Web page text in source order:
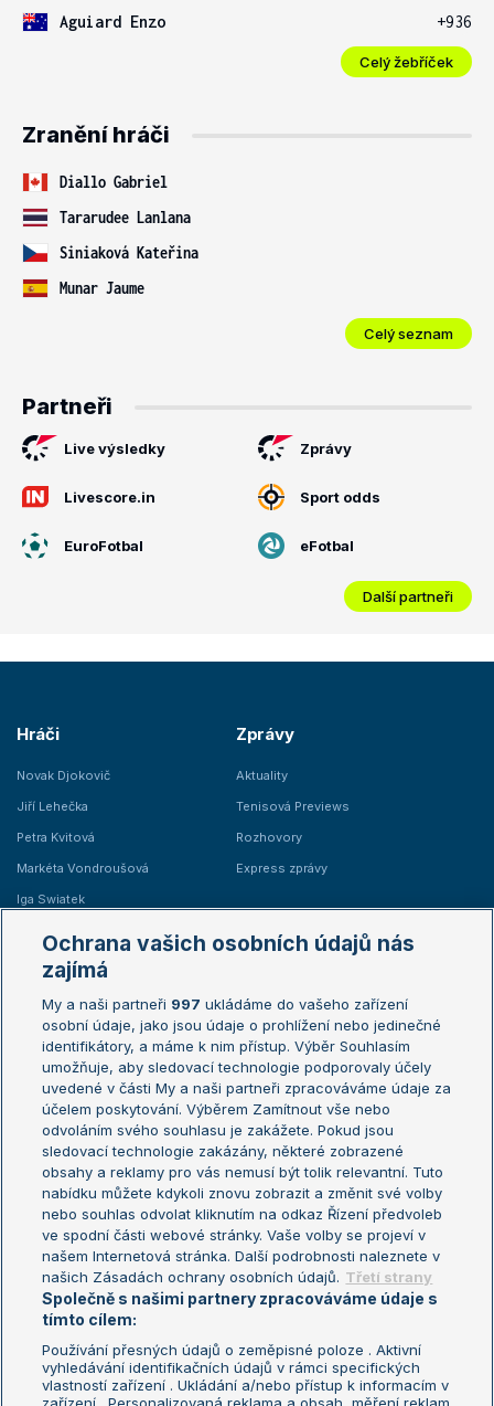
Aguiard Enzo
+936
Celý žebříček
Zranění hráči
Diallo Gabriel
Tararudee Lanlana
Siniaková Kateřina
Munar Jaume
Celý seznam
Partneři
Live výsledky Zprávy
Livescore.in Sport odds
EuroFotbal eFotbal
Další partneři
Hráči
Novak Djokovič
Jiří Lehečka
Petra Kvitová
Markéta Vondroušová
Iga Swiatek
Zprávy
Aktuality
Tenisová Previews
Rozhovory
Express zprávy
Žebříčky
Žebříček ATP (muži)
Žebříček WTA (ženy)
Sázkařský žebříček
Australian Open
French Open
Wimbledon
US Open
Turnaj mistrů
Turnaj mistryň
Aktualní trendy
Fotbalové přestupy
Livesport Daily
LS Prague Open
Podmínky užití
Nastavení soukromí
Ochrana vašich osobních údajů nás
zajímá
My a naši partneři 997 ukládáme do vašeho zařízení
osobní údaje, jako jsou údaje o prohlížení nebo jedinečné
identifikátory, a máme k nim přístup. Výběr Souhlasím
umožňuje, aby sledovací technologie podporovaly účely
uvedené v části My a naši partneři zpracováváme údaje za
účelem poskytování. Výběrem Zamítnout vše nebo
odvoláním svého souhlasu je zakážete. Pokud jsou
sledovací technologie zakázány, některé zobrazené
obsahy a reklamy pro vás nemusí být tolik relevantní. Tuto
nabídku můžete kdykoli znovu zobrazit a změnit své volby
nebo souhlas odvolat kliknutím na odkaz Řízení předvoleb
ve spodní části webové stránky. Vaše volby se projeví v
našem Internetová stránka. Další podrobnosti naleznete v
našich Zásadách ochrany osobních údajů. Třetí strany
Společně s našimi partnery zpracováváme údaje s
tímto cílem:
Používání přesných údajů o zeměpisné poloze . Aktivní
vyhledávání identifikačních údajů v rámci specifických
vlastností zařízení . Ukládání a/nebo přístup k informacím v